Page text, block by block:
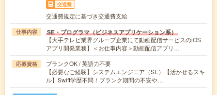
交通費
交通費規定に基づき交通費支給
仕事内容 SE・プログラマ（ビジネスアプリケーション系）
【大手テレビ業界グループ企業にて動画配信サービスのiOS
アプリ開発業務】＜お仕事内容＞動画配信アプリ…
応募資格
ブランクOK / 英語力不要
【必要なご経験】システムエンジニア（SE）【活かせるスキ
ル】Swift学歴不問！ブランク期間の不安や…